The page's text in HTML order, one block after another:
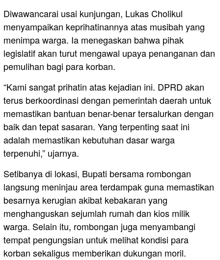
Diwawancarai usai kunjungan, Lukas Cholikul
menyampaikan keprihatinannya atas musibah yang
menimpa warga. Ia menegaskan bahwa pihak
legislatif akan turut mengawal upaya penanganan dan
pemulihan bagi para korban.
“Kami sangat prihatin atas kejadian ini. DPRD akan
terus berkoordinasi dengan pemerintah daerah untuk
memastikan bantuan benar-benar tersalurkan dengan
baik dan tepat sasaran. Yang terpenting saat ini
adalah memastikan kebutuhan dasar warga
terpenuhi,” ujarnya.
Setibanya di lokasi, Bupati bersama rombongan
langsung meninjau area terdampak guna memastikan
besarnya kerugian akibat kebakaran yang
menghanguskan sejumlah rumah dan kios milik
warga. Selain itu, rombongan juga menyambangi
tempat pengungsian untuk melihat kondisi para
korban sekaligus memberikan dukungan moril.